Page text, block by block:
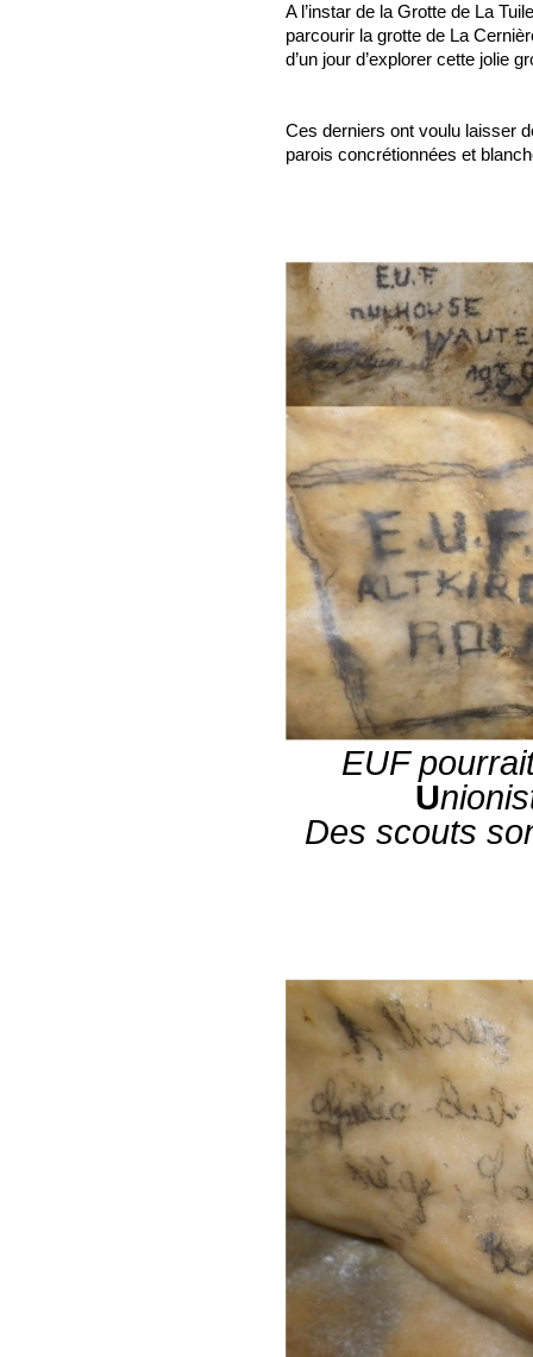
A l’instar de la Grotte de La
parcourir la grotte de La
d’un jour d’explorer cette jolie
Ces derniers ont voulu laisser
parois concrétionnées et
EUF
U
Des scouts